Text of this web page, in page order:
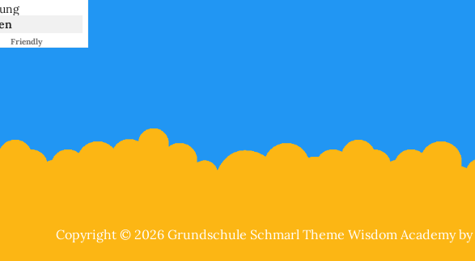
Friendly
Copyright © 2026 Grundschule Schmarl Theme Wisdom Academy by